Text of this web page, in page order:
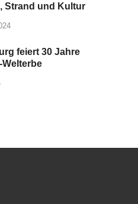
Strand und Kultur
feiert 30 Jahre
Welterbe